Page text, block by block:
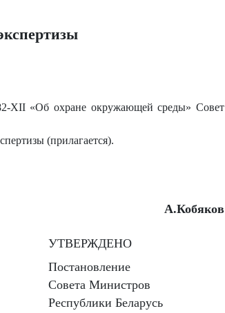
XII «Об охране окружающей среды» Совет
(прилагается).
А.Кобяков
УТВЕРЖДЕНО
Постановление
Совета Министров
Республики Беларусь